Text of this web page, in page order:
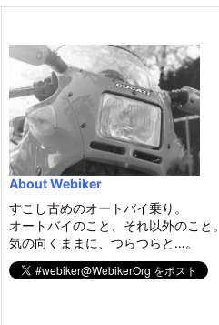
About Webiker
すこし古めのオートバイ乗り。
オートバイのこと、それ以外のこと。
気の向くままに、つらつらと…。